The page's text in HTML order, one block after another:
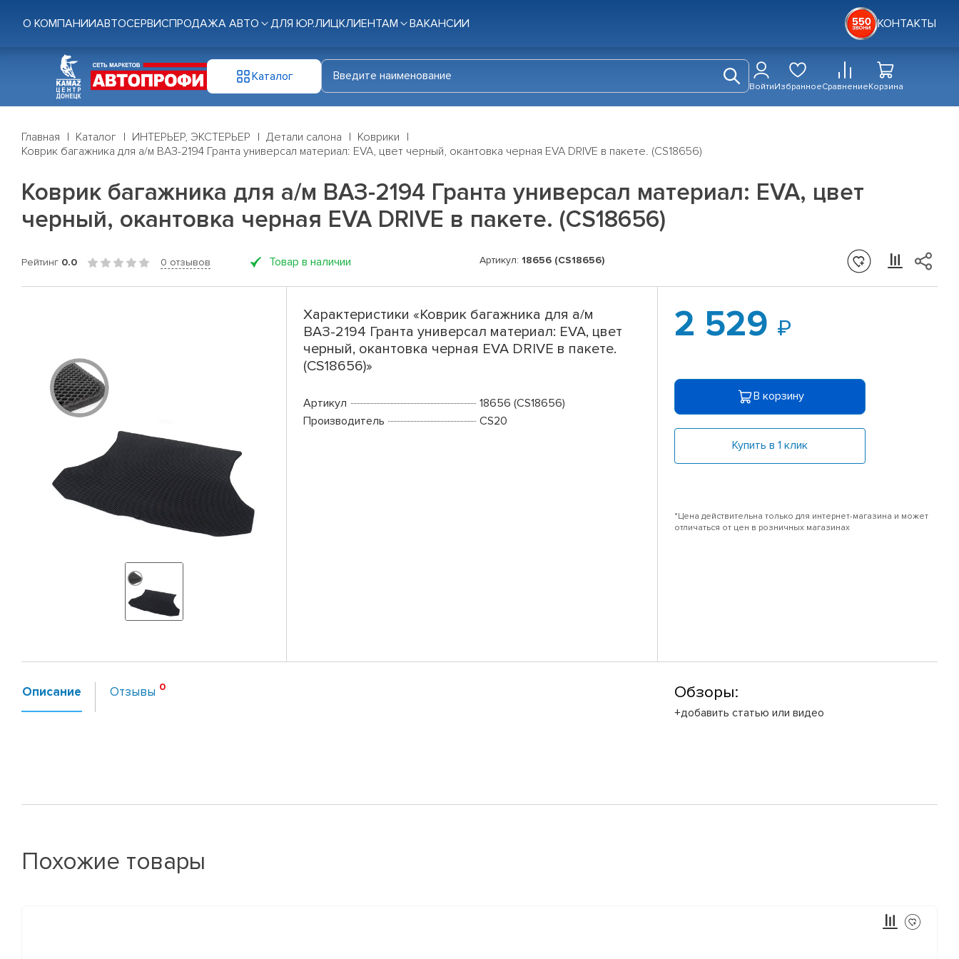
О КОМПАНИИАВТОСЕРВИСПРОДАЖА АВТО ДЛЯ ЮР.ЛИЦКЛИЕНТАМ ВАКАНСИИ КОНТАКТЫ
Каталог
ВойтиИзбранноеСравнениеКорзина
Главная Каталог ИНТЕРЬЕР, ЭКСТЕРЬЕР Детали салона
Коврики
Коврик багажника для а/м ВАЗ-2194 Гранта универсал материал: EVA, цвет черный, окантовка черная EVA DRIVE в пакете. (CS18656)
Коврик багажника для а/м ВАЗ-2194 Гранта универсал материал: EVA, цвет
черный, окантовка черная EVA DRIVE в пакете. (CS18656)
Рейтинг 0.0 0 отзывов Товар в наличии Артикул: 18656 (CS18656)
Характеристики «Коврик багажника для а/м
ВАЗ-2194 Гранта универсал материал: EVA, цвет
черный, окантовка черная EVA DRIVE в пакете.
(CS18656)»
Артикул
18656 (CS18656)
Производитель
CS20
2 529
В корзину
Купить в 1 клик
*Цена действительна только для интернет-магазина и может
отличаться от цен в розничных магазинах
Описание Отзывы Обзоры:
+добавить статью или видео
Похожие товары